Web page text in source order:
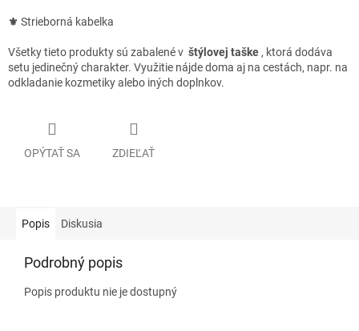
⚜ Strieborná kabelka
Všetky tieto produkty sú zabalené v štýlovej taške, ktorá dodáva
setu jedinečný charakter. Využitie nájde doma aj na cestách, napr. na
odkladanie kozmetiky alebo iných doplnkov.
OPÝTAŤ SA ZDIEĽAŤ
Popis Diskusia
Podrobný popis
Popis produktu nie je dostupný